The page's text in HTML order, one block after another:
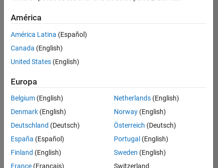
Program Management
Quality Engineering
Actualmente
no
puestos
disponibles
que
se
correspondan
con
sus
criterios
de
búsqueda.
América
América Latina (Español)
Canada (English)
United States (English)
Europa
Belgium (English)
Denmark (English)
Deutschland (Deutsch)
España (Español)
Finland (English)
France (Français)
Netherlands(English)
Norway(English)
Österreich (Deutsch)
Portugal (English)
Sweden (English)
Switzerland